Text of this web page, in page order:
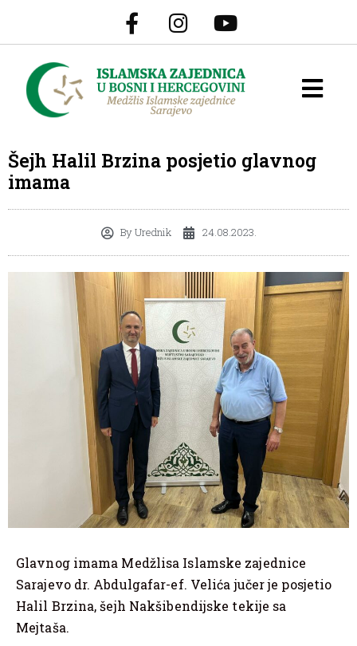
Šejh Halil Brzina posjetio glavnog
imama
ByUrednik 24.08.2023.
Glavnog imama Medžlisa Islamske zajednice
Sarajevo dr. Abdulgafar-ef. Velića jučer je posjetio
Halil Brzina, šejh Nakšibendijske tekije sa
Mejtaša.